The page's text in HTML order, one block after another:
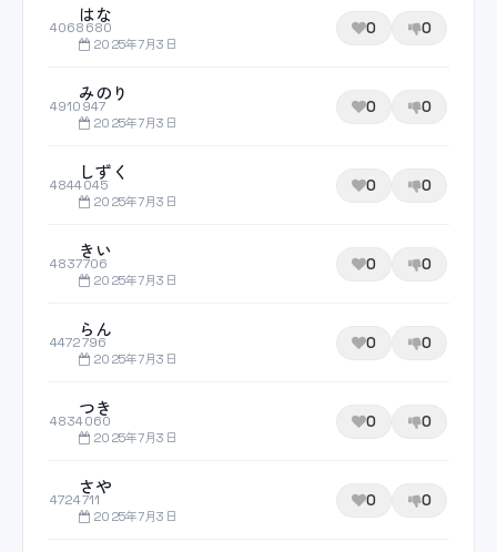
4068680
はな
2025年7月3日
0 0
4910947
みのり
2025年7月3日
0 0
4844045
しずく
2025年7月3日
0 0
4837706
きい
2025年7月3日
0 0
4472796
らん
2025年7月3日
0 0
4834060
つき
2025年7月3日
0 0
4724711
さや
2025年7月3日
0 0